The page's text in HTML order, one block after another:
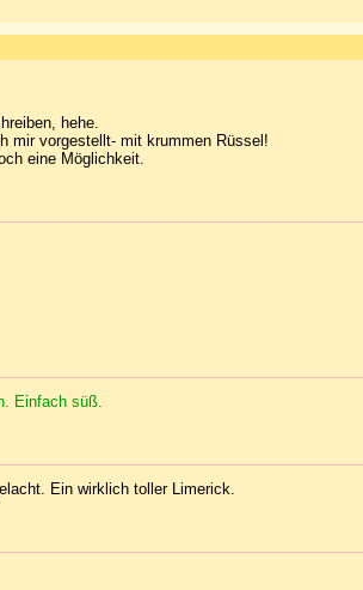
hehe.
mir vorgestellt- mit krummen Rüssel!
eine Möglichkeit.
Einfach süß.
Ein wirklich toller Limerick.